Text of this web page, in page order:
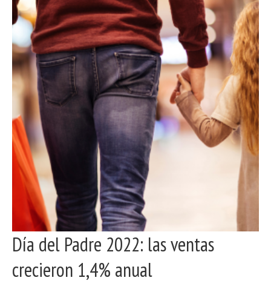
Día del Padre 2022: las ventas
crecieron 1,4% anual